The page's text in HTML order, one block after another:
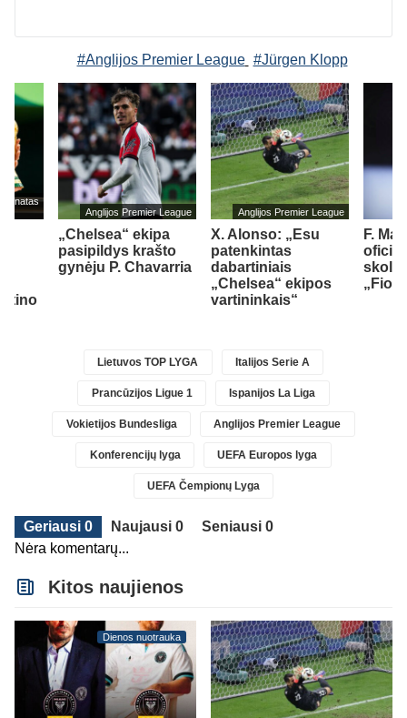
#Anglijos Premier League #Jürgen Klopp
Anglijos Premier League
„Chelsea“ ekipa
pasipildys krašto
gynėju P. Chavarria
Anglijos Premier League
X. Alonso: „Esu
patenkintas
dabartiniais
„Chelsea“ ekipos
vartininkais“
F.
Lietuvos TOP LYGA Italijos Serie A
Prancūzijos Ligue 1 Ispanijos La Liga
Vokietijos Bundesliga Anglijos Premier League
Konferencijų lyga UEFA Europos lyga
UEFA Čempionų Lyga
Geriausi 0 Naujausi 0
Seniausi 0
Nėra komentarų...
Kitos naujienos
Dienos nuotrauka